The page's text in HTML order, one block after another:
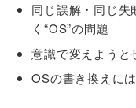
同じ誤解・同じ失
く“OS”の問題
意識で変えようと
OSの書き換えに